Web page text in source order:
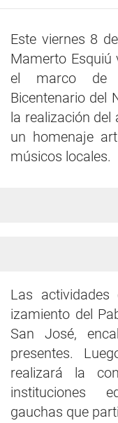
Este viernes 8
Mamerto Esquiú
el marco de
Bicentenario del
la realización
un homenaje
músicos locales.
Las
izamiento del
San José,
presentes.
realizará la
instituciones
gauchas que